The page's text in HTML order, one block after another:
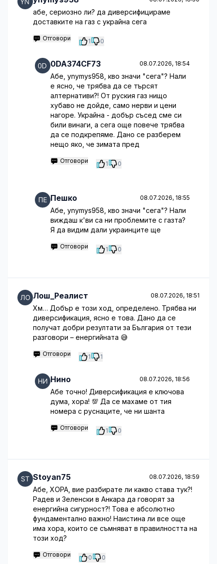
абе, сериозно ли? да диверсифицираме
доставките на газ с украйна сега
Отговори 1 0
0DA374CF73 08.07.2026, 18:54
Абе, ynymys958, кво значи "сега"? Нали
е ясно, че трябва да се търсят
алтернативи?! От руския газ нищо
хубаво не дойде, само нерви и цени
нагоре. Украйна - добър съсед сме си
били винаги, а сега още повече трябва
да се подкрепяме. Дано се разберем
нещо яко, че зимата пред
Отговори 1 0
Пешко 08.07.2026, 18:55
Абе, ynymys958, кво значи "сега"? Нали
виждаш к'ви са ни проблемите с газта?
Я да видим дали украинците ще
Отговори 1 0
Лош_Реалист 08.07.2026, 18:51
Хм… Добър е този ход, определено. Трябва ни
диверсификация, ясно е това. Дано да се
получат добри резултати за България от тези
разговори – енергийната 😅
Отговори 1 1
Нино 08.07.2026, 18:56
Абе точно! Диверсификация е ключова
дума, хора! 💯 Да се махаме от тия
номера с руснаците, че ни шанта
Отговори 1 0
Stoyan75 08.07.2026, 18:59
Абе, ХОРА, вие разбирате ли какво става тук?!
Радев и Зеленски в Анкара да говорят за
енергийна сигурност?! Това е абсолютно
фундаментално важно! Наистина ли все още
има хора, които се съмняват в правилността на
този ход?
Отговори 0 0